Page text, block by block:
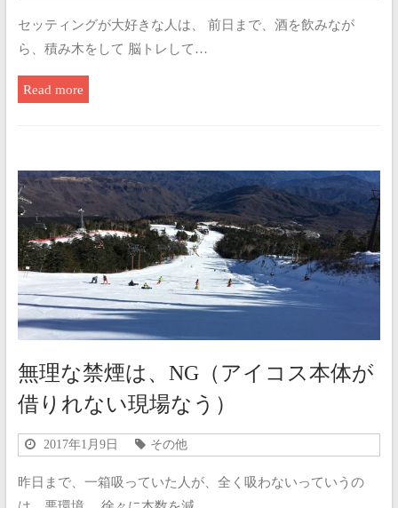
セッティングが大好きな人は、 前日まで、酒を飲みなが
ら、積み木をして 脳トレして…
Read more
無理な禁煙は、NG（アイコス本体が
借りれない現場なう）
2017年1月9日 その他
昨日まで、一箱吸っていた人が、全く吸わないっていうの